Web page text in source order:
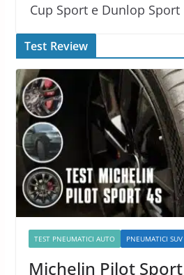
Cup Sport e Dunlop Sport
Test Review
TEST PNEUMATICI AUTO PNEUMATICI SUV
Michelin Pilot Sport